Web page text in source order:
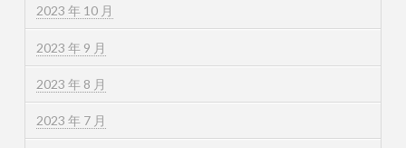
2023 年 10 月
2023 年 9 月
2023 年 8 月
2023 年 7 月